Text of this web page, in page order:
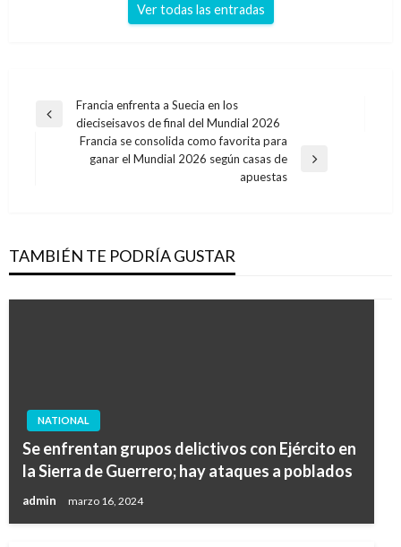
Ver todas las entradas
Navegación
entradas
Entrada
Francia enfrenta a Suecia en los
dieciseisavos de final del Mundial 2026
Entrada
Francia se consolida como favorita para
ganar el Mundial 2026 según casas de
apuestas
TAMBIÉN TE PODRÍA GUSTAR
NATIONAL
Se enfrentan grupos delictivos con Ejército en
la Sierra de Guerrero; hay ataques a poblados
admin marzo 16, 2024